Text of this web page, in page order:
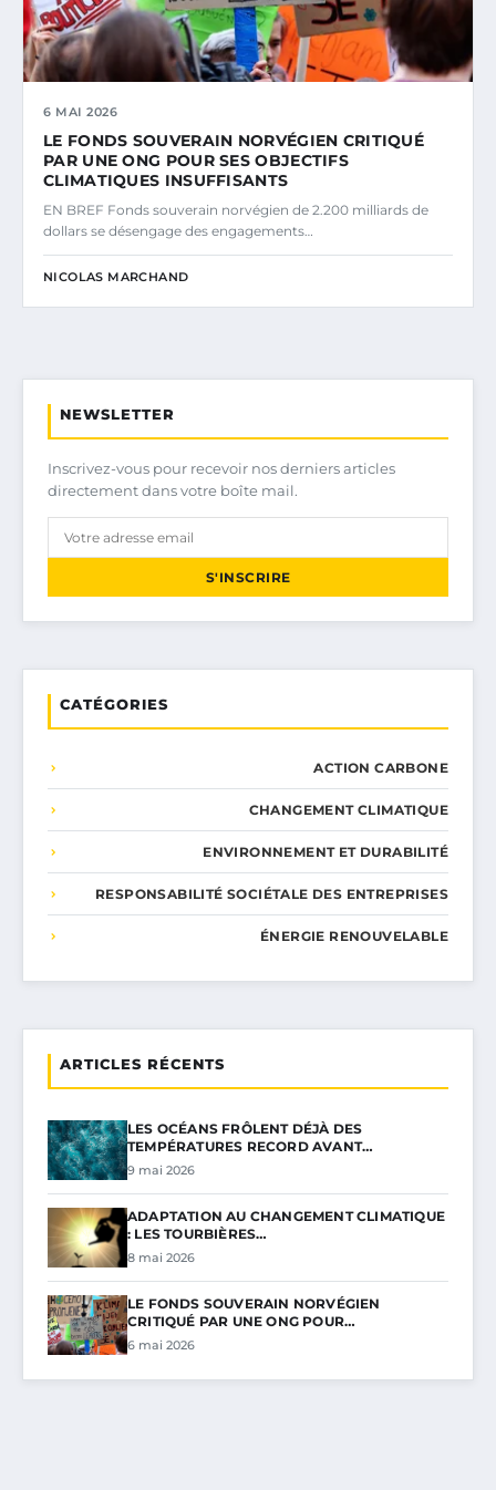
6 MAI 2026
LE FONDS SOUVERAIN NORVÉGIEN CRITIQUÉ
PAR UNE ONG POUR SES OBJECTIFS
CLIMATIQUES INSUFFISANTS
EN BREF Fonds souverain norvégien de 2.200 milliards de
dollars se désengage des engagements…
NICOLAS MARCHAND
NEWSLETTER
Inscrivez-vous pour recevoir nos derniers articles
directement dans votre boîte mail.
S'INSCRIRE
CATÉGORIES
ACTION CARBONE
CHANGEMENT CLIMATIQUE
ENVIRONNEMENT ET DURABILITÉ
RESPONSABILITÉ SOCIÉTALE DES ENTREPRISES
ÉNERGIE RENOUVELABLE
ARTICLES RÉCENTS
LES OCÉANS FRÔLENT DÉJÀ DES
TEMPÉRATURES RECORD AVANT…
9 mai 2026
ADAPTATION AU CHANGEMENT CLIMATIQUE
: LES TOURBIÈRES…
8 mai 2026
LE FONDS SOUVERAIN NORVÉGIEN
CRITIQUÉ PAR UNE ONG POUR…
6 mai 2026